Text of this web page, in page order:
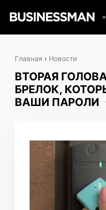
Главная › Новости
ВТОРАЯ
БРЕЛОК,
ВАШИ ПАРОЛИ